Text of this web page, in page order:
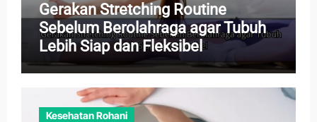
Gerakan Stretching Routine
Sebelum Berolahraga agar Tubuh
Lebih Siap dan Fleksibel
Kesehatan Rohani